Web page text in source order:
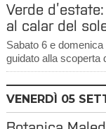
Verde
al calar del
Sabato 6 e
guidato alla scoperta
VENERDÌ 05